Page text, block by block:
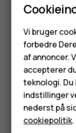
HMD
Tablets
underlagt
Alle
HMD Globals
oplysninger,
http://
http://
enheden.
HMD Global Oy
Vi bruger
forbedre
af annoncer.
accepterer
teknologi.
indstillinger
nederst på
cookiepolitik.